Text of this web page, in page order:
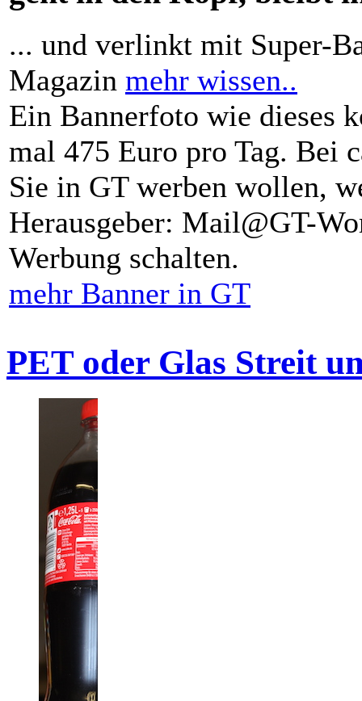
... und verlinkt mit Super-
Magazin mehr wissen..
Ein Bannerfoto wie dieses
mal 475 Euro pro Tag. Bei
Sie in GT werben wollen,
Herausgeber: Mail@GT-
Werbung schalten.
mehr Banner in GT
PET oder Glas Streit